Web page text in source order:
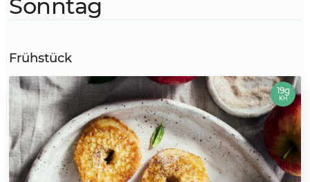
Sonntag
Frühstück
19g
KH